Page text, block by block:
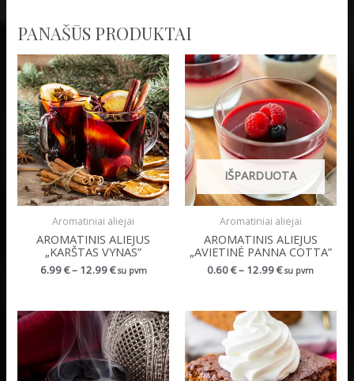
PANAŠŪS PRODUKTAI
Aromatiniai aliejai
AROMATINIS ALIEJUS
„KARŠTAS VYNAS”
6.99€– 12.99€ su pvm
IŠPARDUOTA
Aromatiniai aliejai
AROMATINIS ALIEJUS
„AVIETINĖ PANNA COTTA”
0.60€– 12.99€ su pvm